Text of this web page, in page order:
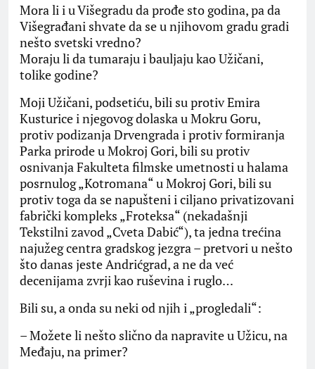
Mora li i u Višegradu da prođe sto godina, pa da
Višegrađani shvate da se u njihovom gradu gradi
nešto svetski vredno?
Moraju li da tumaraju i bauljaju kao Užičani,
tolike godine?
Moji Užičani, podsetiću, bili su protiv Emira
Kusturice i njegovog dolaska u Mokru Goru,
protiv podizanja Drvengrada i protiv formiranja
Parka prirode u Mokroj Gori, bili su protiv
osnivanja Fakulteta filmske umetnosti u halama
posrnulog „Kotromana“ u Mokroj Gori, bili su
protiv toga da se napušteni i ciljano privatizovani
fabrički kompleks „Froteksa“ (nekadašnji
Tekstilni zavod „Cveta Dabić“), ta jedna trećina
najužeg centra gradskog jezgra – pretvori u nešto
što danas jeste Andrićgrad, a ne da već
decenijama zvrji kao ruševina i ruglo…
Bili su, a onda su neki od njih i „progledali“:
– Možete li nešto slično da napravite u Užicu, na
Međaju, na primer?